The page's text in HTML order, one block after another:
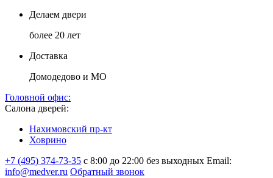
Делаем двери
более 20 лет
Доставка
Домодедово и МО
Головной офис:
Салона дверей:
Нахимовский пр-кт
Ховрино
+7 (495) 374-73-35 с 8:00 до 22:00 без выходных Email:
info@medver.ru Обратный звонок